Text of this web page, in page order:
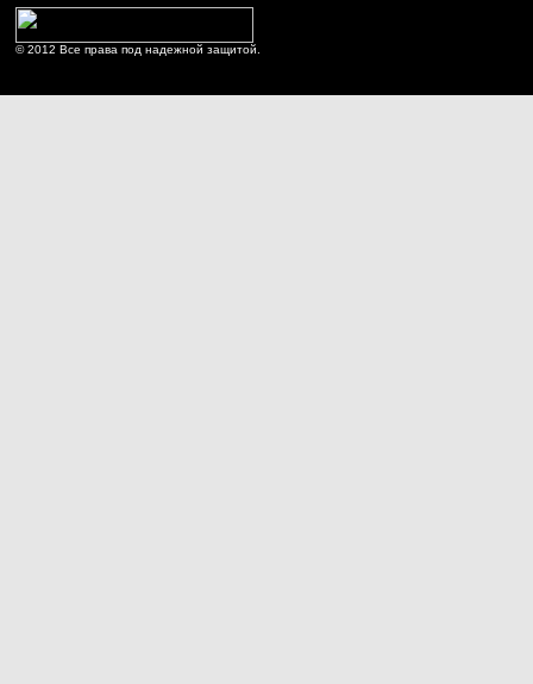
© 2012 Все права под надежной защитой.